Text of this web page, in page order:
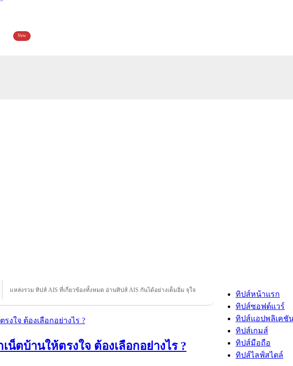
New
แหล่งรวม ทิปส์ AIS ที่เกี่ยวข้องทั้งหมด อ่านทิปส์ AIS กันได้อย่างเต็มอิ่ม จุใจ
น็ตบ้านให้ตรงใจ ต้องเลือกอย่างไร ?
ทิปส์หน้าแรก
ทิปส์ซอฟต์แวร์
ทิปส์แอปพลิเคชั
ทิปส์เกมส์
ทิปส์มือถือ
ทิปส์ไลฟ์สไตล์